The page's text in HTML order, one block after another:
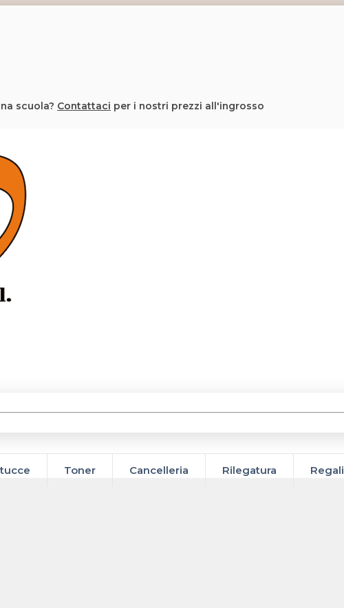
scuola? Contattaci per i nostri prezzi all'ingrosso
Toner Cancelleria Rilegatura Regali